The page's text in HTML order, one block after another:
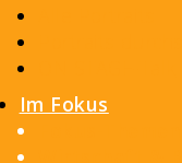
Im Fokus